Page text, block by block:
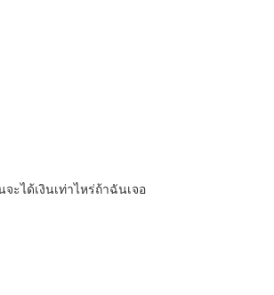
ะได้เงินเท่าไหร่ถ้าฉันเจอ